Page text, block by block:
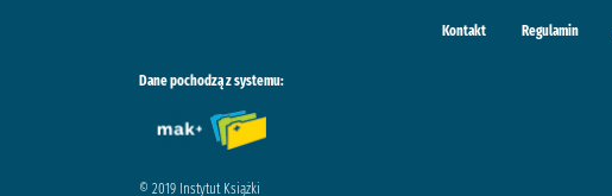
Kontakt Regulamin
Dane pochodzą z systemu:
© 2019 Instytut Książki